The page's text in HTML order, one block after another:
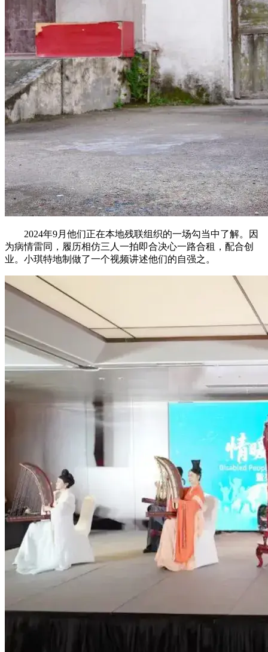
2024年9月他们正在本地残联组织的一场勾当中了解。因
为病情雷同，履历相仿三人一拍即合决心一路合租，配合创
业。小琪特地制做了一个视频讲述他们的自强之。